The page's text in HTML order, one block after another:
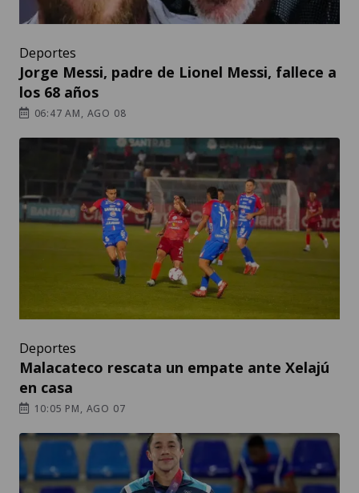
Deportes
Jorge Messi, padre de Lionel Messi, fallece a
los 68 años
06:47 AM, AGO 08
Deportes
Malacateco rescata un empate ante Xelajú
en casa
10:05 PM, AGO 07